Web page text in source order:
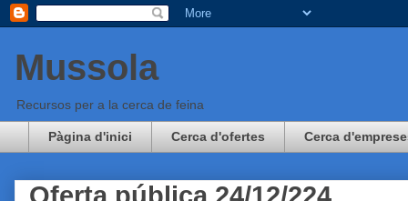
Mussola
Recursos per a la cerca de feina
Pàgina d'inici Cerca d'ofertes Cerca